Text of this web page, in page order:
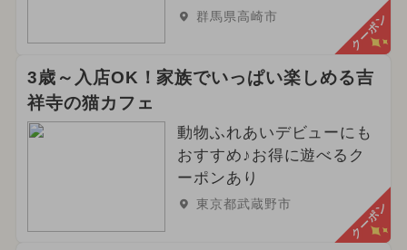
群馬県高崎市 クーポン
3歳～入店OK！家族でいっぱい楽しめる吉
祥寺の猫カフェ
動物ふれあいデビューにも
おすすめ♪お得に遊べるク
ーポンあり
東京都武蔵野市 クーポン